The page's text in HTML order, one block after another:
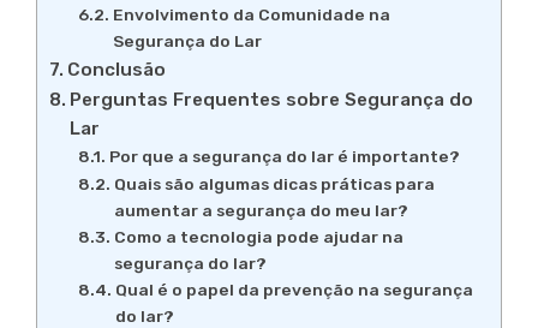
Envolvimento da Comunidade na
Segurança do Lar
Conclusão
Perguntas Frequentes sobre Segurança do
Lar
Por que a segurança do lar é importante?
Quais são algumas dicas práticas para
aumentar a segurança do meu lar?
Como a tecnologia pode ajudar na
segurança do lar?
Qual é o papel da prevenção na segurança
do lar?